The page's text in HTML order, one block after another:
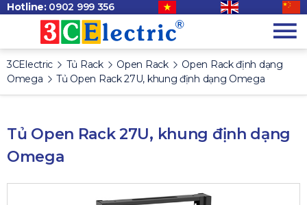
Hotline: 0902 999 356
3CElectric Tủ Rack Open Rack
Open Rack định dạng
Omega
Tủ Open Rack 27U, khung định dạng Omega
Tủ Open Rack 27U, khung định dạng
Omega